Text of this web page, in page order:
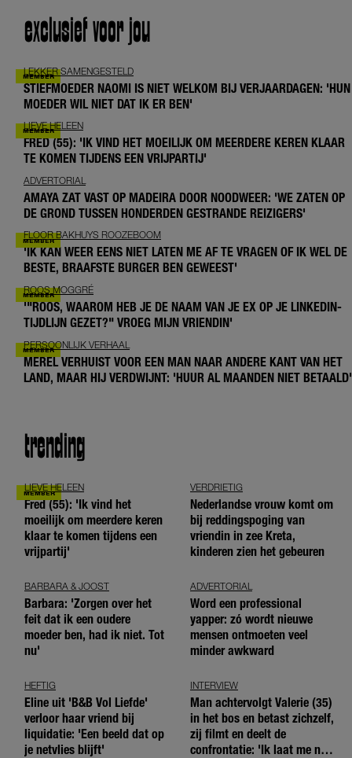
exclusief voor jou
LEKKER SAMENGESTELD
STIEFMOEDER NAOMI IS NIET WELKOM BIJ VERJAARDAGEN: 'HUN
MOEDER WIL NIET DAT IK ER BEN'
LIEVE HELEEN
FRED (55): 'IK VIND HET MOEILIJK OM MEERDERE KEREN KLAAR
TE KOMEN TIJDENS EEN VRIJPARTIJ'
ADVERTORIAL
AMAYA ZAT VAST OP MADEIRA DOOR NOODWEER: 'WE ZATEN OP
DE GROND TUSSEN HONDERDEN GESTRANDE REIZIGERS'
FLOOR BAKHUYS ROOZEBOOM
'IK KAN WEER EENS NIET LATEN ME AF TE VRAGEN OF IK WEL DE
BESTE, BRAAFSTE BURGER BEN GEWEEST'
ROOS MOGGRÉ
'"ROOS, WAAROM HEB JE DE NAAM VAN JE EX OP JE LINKEDIN-
TIJDLIJN GEZET?" VROEG MIJN VRIENDIN'
PERSOONLIJK VERHAAL
MEREL VERHUIST VOOR EEN MAN NAAR ANDERE KANT VAN HET
LAND, MAAR HIJ VERDWIJNT: 'HUUR AL MAANDEN NIET BETAALD'
trending
LIEVE HELEEN
Fred (55): 'Ik vind het
moeilijk om meerdere keren
klaar te komen tijdens een
vrijpartij'
VERDRIETIG
Nederlandse vrouw komt om
bij reddingspoging van
vriendin in zee Kreta,
kinderen zien het gebeuren
BARBARA & JOOST
Barbara: 'Zorgen over het
feit dat ik een oudere
moeder ben, had ik niet. Tot
nu'
ADVERTORIAL
Word een professional
yapper: zó wordt nieuwe
mensen ontmoeten veel
minder awkward
HEFTIG
Eline uit 'B&B Vol Liefde'
verloor haar vriend bij
liquidatie: 'Een beeld dat op
je netvlies blijft'
INTERVIEW
Man achtervolgt Valerie (35)
in het bos en betast zichzelf,
zij filmt en deelt de
confrontatie: 'Ik laat me niet